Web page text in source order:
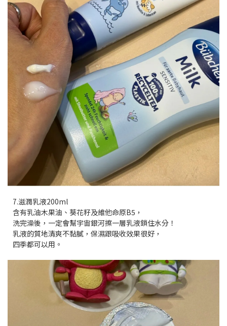
7.滋潤乳液200ml
含有乳油木果油、葵花籽及維他命原B5，
洗完澡後，一定會幫宇宙銀河擦一層乳液鎖住水分！
乳液的質地清爽不黏膩，保濕跟吸收效果很好，
四季都可以用。